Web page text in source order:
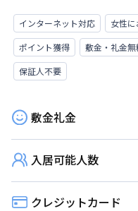
インターネット対応 女性
ポイント獲得
敷金・礼金無
保証人不要
敷金礼金
入居可能人数
クレジットカード